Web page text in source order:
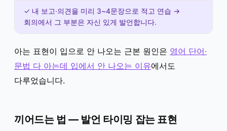
✓ 내 보고·의견을 미리 3~4문장으로 적고 연습 →
회의에서 그 부분은 자신 있게 발언합니다.
아는 표현이 입으로 안 나오는 근본 원인은 영어 단어·
문법 다 아는데 입에서 안 나오는 이유에서도
다루었습니다.
끼어드는 법 — 발언 타이밍 잡는 표현